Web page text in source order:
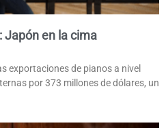
Japón en la cima
exportaciones de pianos a nivel
por 373 millones de dólares, un